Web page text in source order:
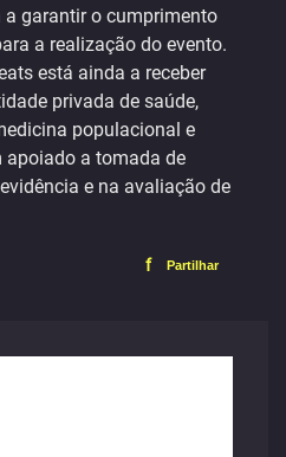
garantir o cumprimento
a realização do evento.
está ainda a receber
privada de saúde,
populacional e
apoiado a tomada de
e na avaliação de
f Partilhar